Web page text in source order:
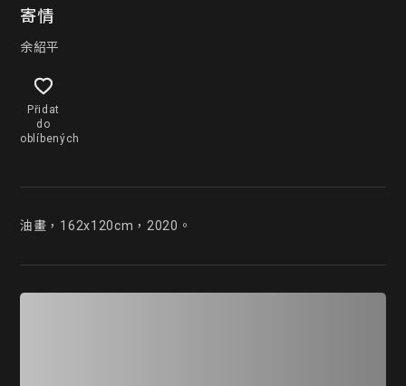
寄情
余紹平
Přidat
do
oblíbených
油畫，162x120cm，2020。